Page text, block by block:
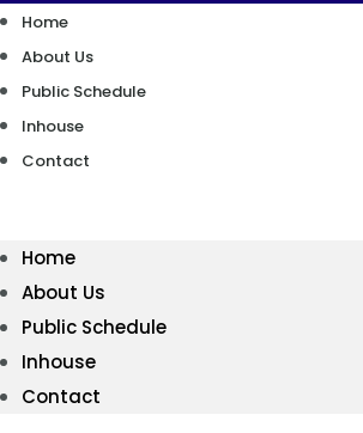
Home
About Us
Public Schedule
Inhouse
Contact
Home
About Us
Public Schedule
Inhouse
Contact